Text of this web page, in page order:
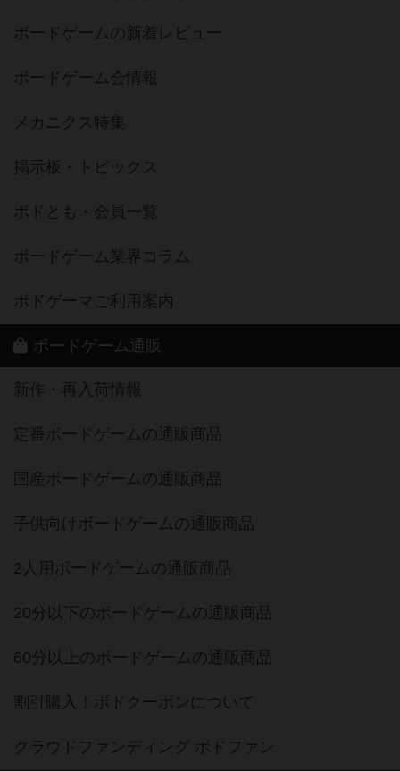
ボードゲームの新着レビュー
ボードゲーム会情報
メカニクス特集
掲示板・トピックス
ボドとも・会員一覧
ボードゲーム業界コラム
ボドゲーマご利用案内
ボードゲーム通販
新作・再入荷情報
定番ボードゲームの通販商品
国産ボードゲームの通販商品
子供向けボードゲームの通販商品
2人用ボードゲームの通販商品
20分以下のボードゲームの通販商品
60分以上のボードゲームの通販商品
割引購入！ボドクーポンについて
クラウドファンディング ボドファン